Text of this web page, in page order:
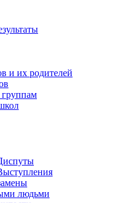
и их родителей
людьми